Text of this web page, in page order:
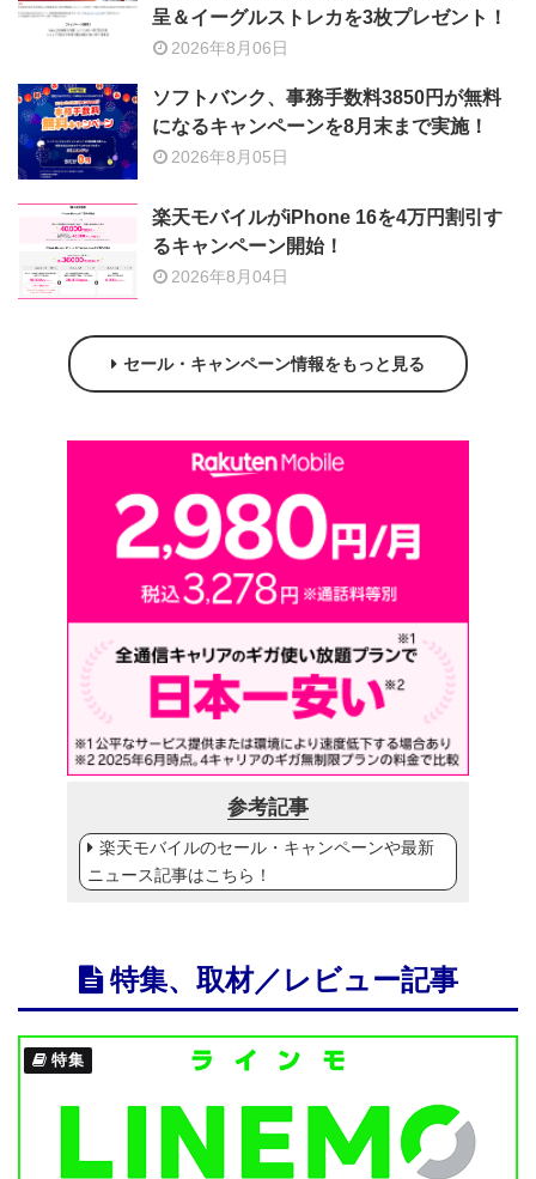
呈＆イーグルストレカを3枚プレゼント！
2026年8月06日
ソフトバンク、事務手数料3850円が無料
になるキャンペーンを8月末まで実施！
2026年8月05日
楽天モバイルがiPhone 16を4万円割引す
るキャンペーン開始！
2026年8月04日
セール・キャンペーン情報をもっと見る
参考記事
楽天モバイルのセール・キャンペーンや最新
ニュース記事はこちら！
特集、取材／レビュー記事
特集